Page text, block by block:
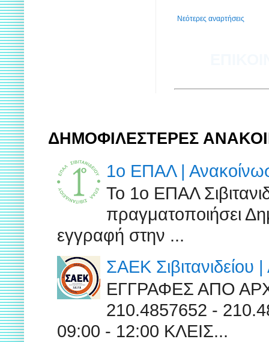
Νεότερες αναρτήσεις
ΔΗΜΟΦΙΛΕΣΤΕΡΕΣ
1ο ΕΠΑΛ |
Το 1ο ΕΠΑΛ
πραγματοποιήσει
εγγραφή στην ...
ΣΑΕΚ Σιβιτανιδείου
ΕΓΓΡΑΦΕΣ ΑΠΟ
210.4857652 -
09:00 - 12:00 ΚΛΕΙΣ...